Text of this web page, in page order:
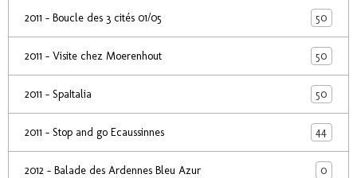
2011 - Boucle des 3 cités 01/05 50
2011 - Visite chez Moerenhout 50
2011 - SpaItalia 50
2011 - Stop and go Ecaussinnes 44
2012 - Balade des Ardennes Bleu Azur 0